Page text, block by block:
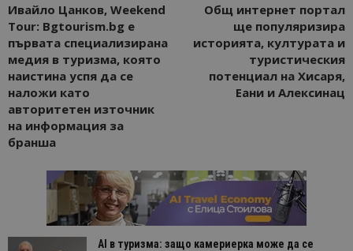
Ивайло Цанков, Weekend
Tour: Bgtourism.bg е
първата специализирана
медия в туризма, която
наистина успя да се
наложи като
авторитетен източник
на информация за
бранша
Общ интернет портал
ще популяризира
историята, културата и
туристическия
потенциал на Хисаря,
Еани и Алексинац
AI в туризма: защо камериерка може да се